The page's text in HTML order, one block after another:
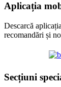
Aplicația
Descarcă
recomandări și
Secțiuni